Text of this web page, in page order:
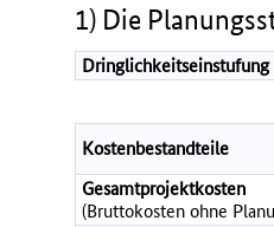
1) Die
Dringlichkeitseinstufung
Kostenbestandteile
Gesamtprojektkosten
(Bruttokosten ohne